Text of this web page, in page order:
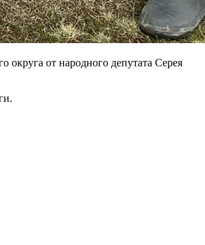
от народного депутата Серея